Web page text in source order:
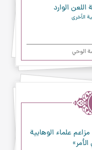
الوارد
الأخرى
الوحي
علماء الوهابية